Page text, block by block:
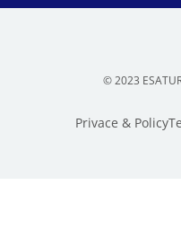
© 2023
Privace & Policy